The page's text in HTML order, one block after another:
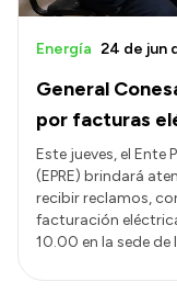
General
por facturas
Energía 24 de jun
Este jueves, el Ente
(EPRE) brindará
recibir reclamos,
facturación
10.00 en la sede de